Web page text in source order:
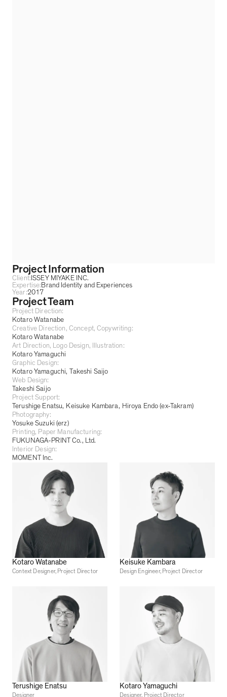
Project Information
Client: ISSEY MIYAKE INC.
Expertise: Brand Identity and Experiences
Year:2017
Project Team
Project Direction:
Kotaro Watanabe
Creative Direction, Concept, Copywriting:
Kotaro Watanabe
Art Direction, Logo Design, Illustration:
Kotaro Yamaguchi
Graphic Design:
Kotaro Yamaguchi Takeshi Saijo
Web Design:
Takeshi Saijo
Project Support:
Terushige Enatsu
Keisuke Kambara
Hiroya Endo (ex-Takram)
Photography:
Yosuke Suzuki (erz)
Printing, Paper Manufacturing:
FUKUNAGA-PRINT Co., Ltd.
Interior Design:
MOMENT Inc.
Kotaro Watanabe
Context Designer, Project Director
Keisuke Kambara
Design Engineer, Project Director
Terushige Enatsu
Designer
Kotaro Yamaguchi
Designer, Project Director